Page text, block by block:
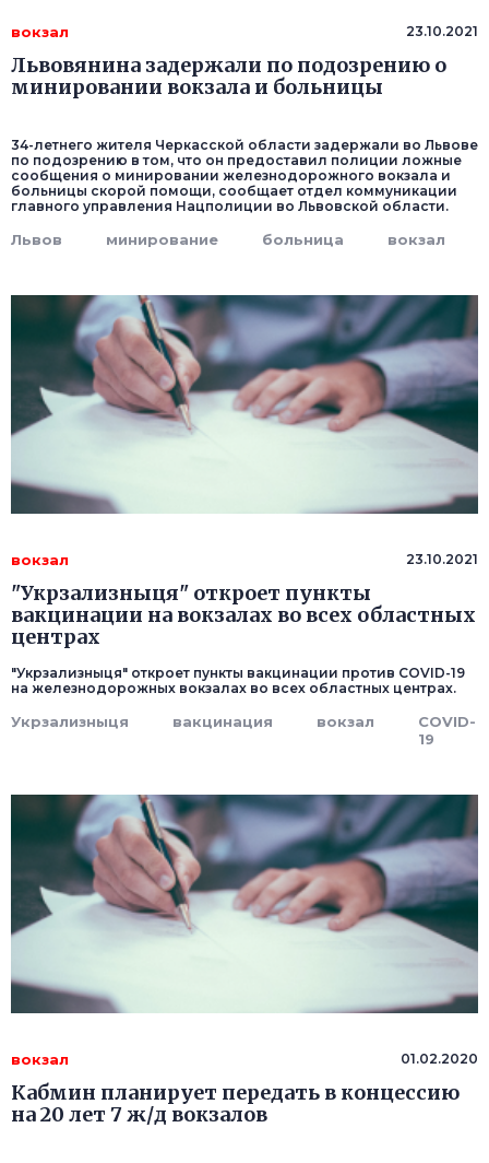
вокзал 23.10.2021
Львовянина задержали по подозрению о
минировании вокзала и больницы
34-летнего жителя Черкасской области задержали во Львове
по подозрению в том, что он предоставил полиции ложные
сообщения о минировании железнодорожного вокзала и
больницы скорой помощи, сообщает отдел коммуникации
главного управления Нацполиции во Львовской области.
Львов минирование больница вокзал
вокзал 23.10.2021
"Укрзализныця" откроет пункты
вакцинации на вокзалах во всех областных
центрах
"Укрзализныця" откроет пункты вакцинации против COVID-19
на железнодорожных вокзалах во всех областных центрах.
Укрзализныця вакцинация вокзал
COVID-
19
вокзал 01.02.2020
Кабмин планирует передать в концессию
на 20 лет 7 ж/д вокзалов